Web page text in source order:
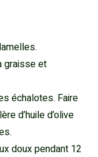
graisse et
échalotes. Faire
d’huile d’olive
doux pendant 12